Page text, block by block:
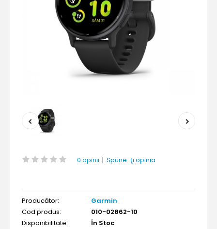
0 opinii | Spune-ţi opinia
Producător:
Garmin
Cod produs:
010-02862-10
Disponibilitate:
În Stoc